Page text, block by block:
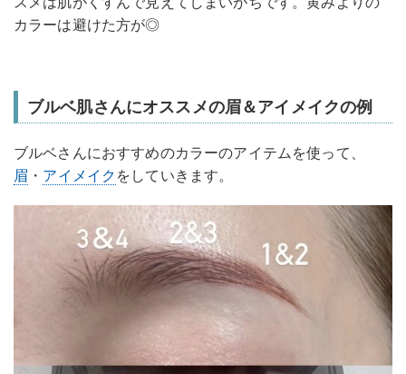
カラーは避けた方が◎
ブルベ肌さんにオススメの眉＆アイメイクの例
ブルベさんにおすすめのカラーのアイテムを使って、
眉 ・ アイメイク をしていきます。